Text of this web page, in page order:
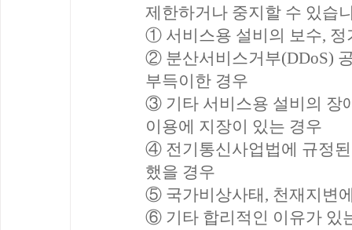
제한하거나 중지할 수 있습
① 서비스용 설비의 보수, 정
② 분산서비스거부(DDoS)
부득이한 경우
③ 기타 서비스용 설비의 장
이용에 지장이 있는 경우
④ 전기통신사업법에 규정
했을 경우
⑤ 국가비상사태, 천재지변
⑥ 기타 합리적인 이유가 있